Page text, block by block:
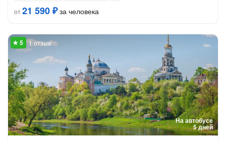
от21 590 ₽за человека
На автобусе
5 дней
1 отзыв